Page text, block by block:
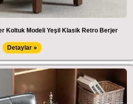
Koltuk Modeli Yeşil Klasik Retro Berjer
Detaylar »